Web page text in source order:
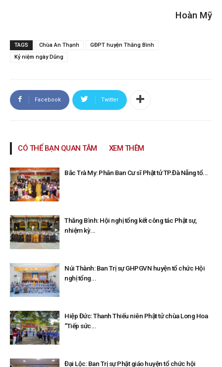
Hoàn Mỹ
TAGS Chùa An Thạnh
GĐPT huyện Thăng Bình
Kỷ niệm ngày Dũng
Facebook Twitter
CÓ THỂ BẠN QUAN TÂM XEM THÊM
Bắc Trà My: Phân Ban Cư sĩ Phật tử TP.Đà Nẵng tổ...
Thăng Bình: Hội nghị tổng kết công tác Phật sự,
nhiệm kỳ...
Núi Thành: Ban Trị sự GHPGVN huyện tổ chức Hội
nghị tổng...
Hiệp Đức: Thanh Thiếu niên Phật tử chùa Long Hoa
“Tiếp sức...
Đại Lộc: Ban Trị sự Phật giáo huyện tổ chức hội